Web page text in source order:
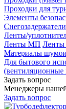
Проходки для
Элементы
Снегозадержатели
Ленты/
Ленты МП
Материалы
Для бытового
Задать вопрос
Менеджеры нашей
Задать вопрос